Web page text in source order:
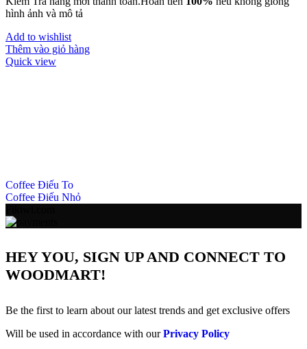
hình ảnh và mô tả
Add to wishlist
Thêm vào giỏ hàng
Quick view
Coffee Điếu To
Coffee Điếu Nhỏ
HEY YOU, SIGN UP AND CONNECT TO
WOODMART!
Be the first to learn about our latest trends and get exclusive offers
Will be used in accordance with ourPrivacy Policy